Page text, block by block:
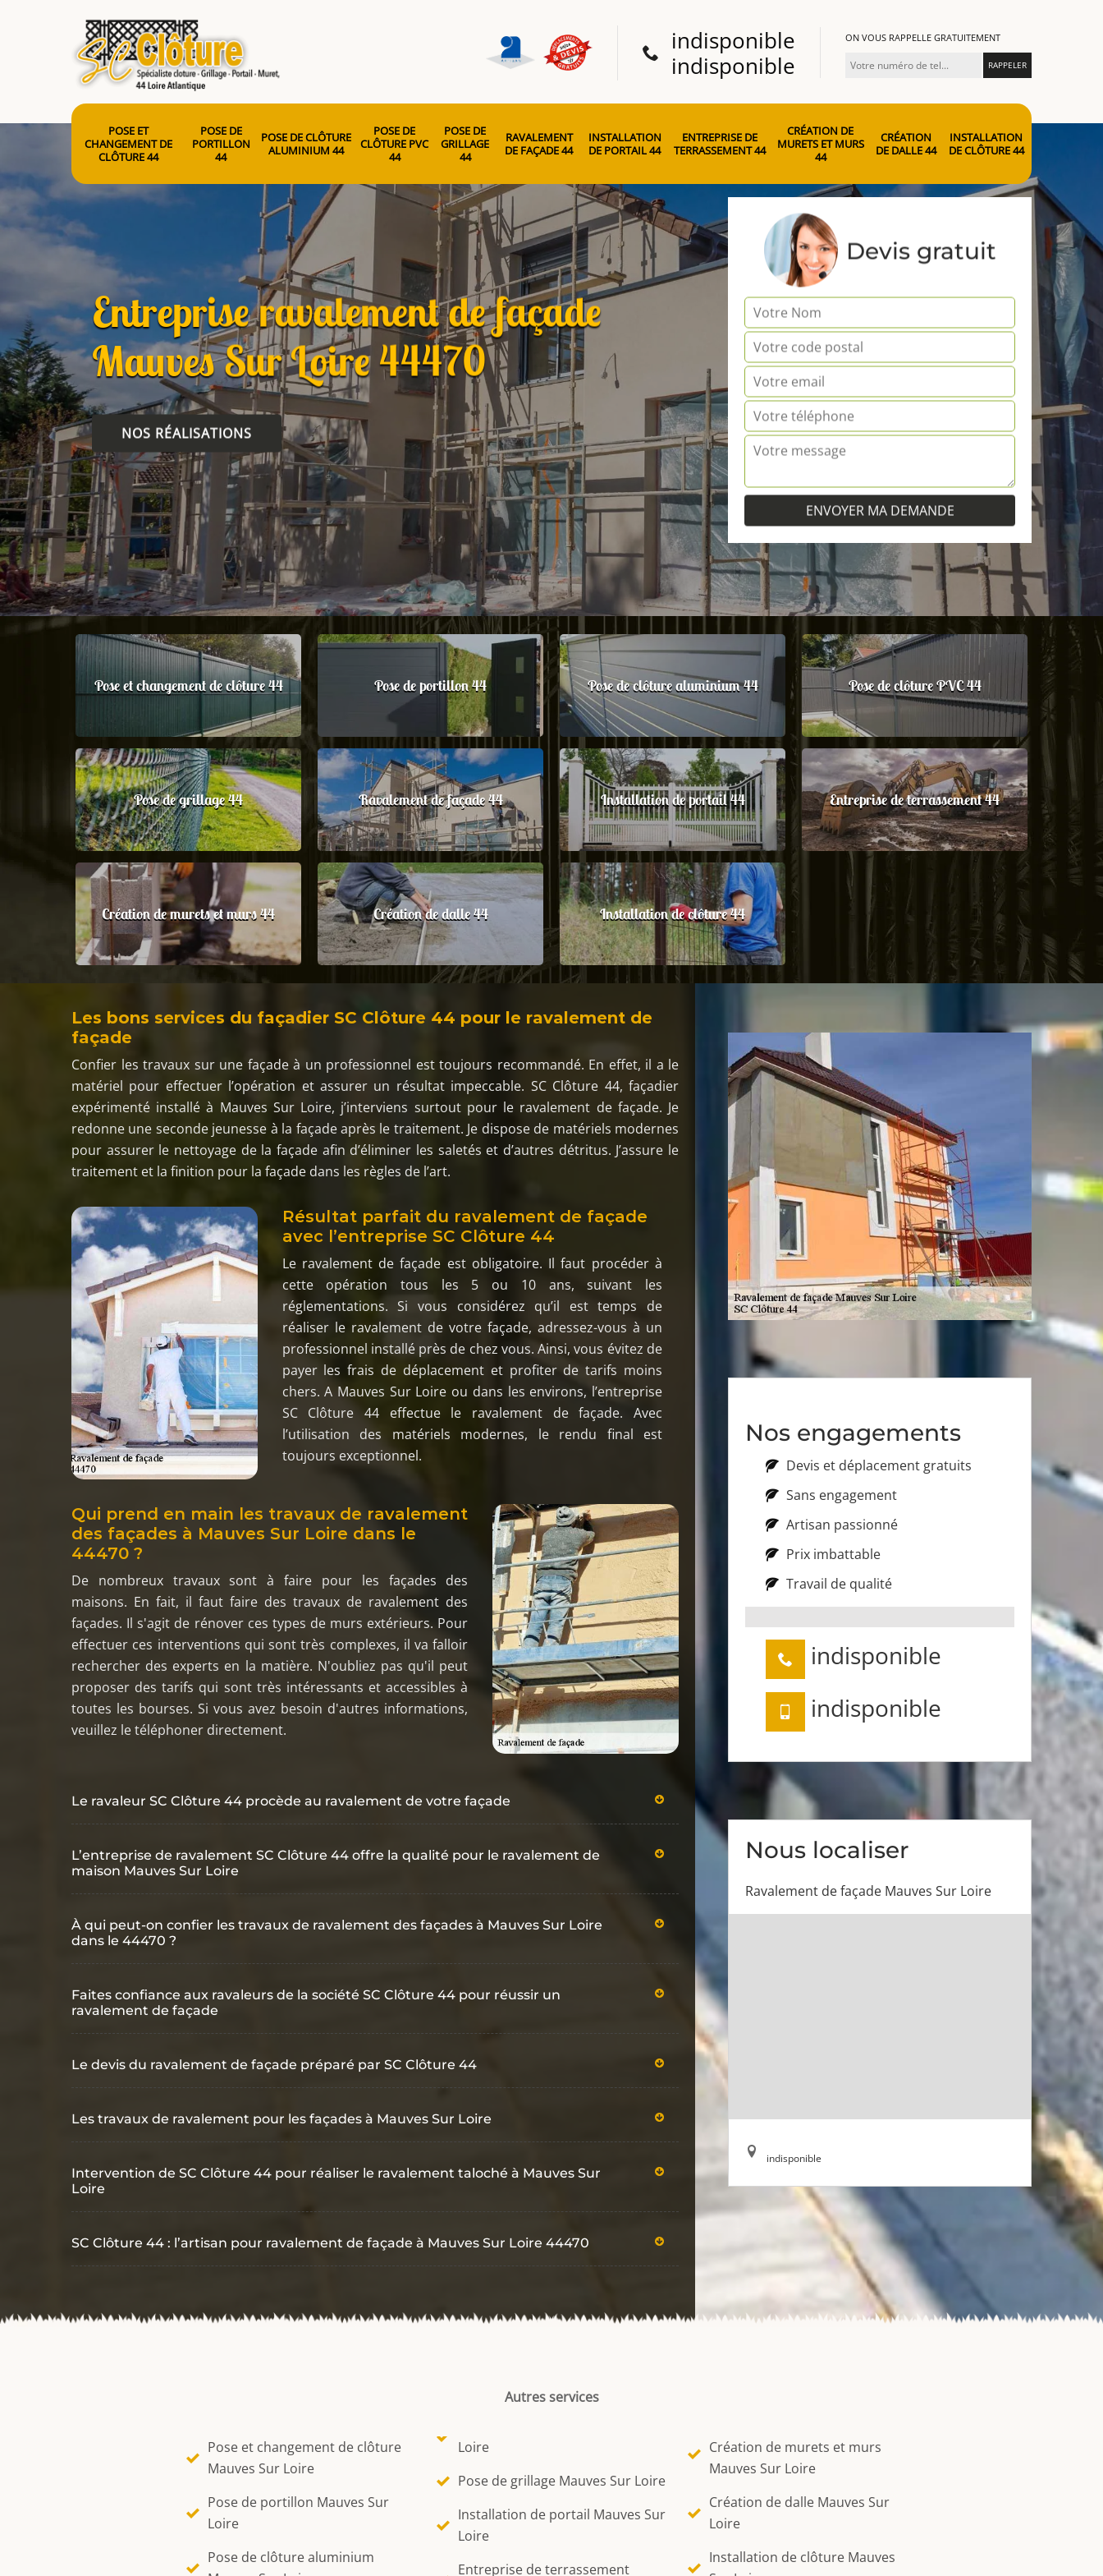
indisponible
indisponible
ON VOUS RAPPELLE GRATUITEMENT
POSE ET
CHANGEMENT DE
CLÔTURE 44
POSE DE
PORTILLON
44
POSE DE CLÔTURE
ALUMINIUM 44
POSE DE
CLÔTURE PVC
44
POSE DE
GRILLAGE
44
RAVALEMENT
DE FAÇADE 44
INSTALLATION
DE PORTAIL 44
ENTREPRISE DE
TERRASSEMENT 44
CRÉATION DE
MURETS ET MURS
44
CRÉATION
DE DALLE 44
INSTALLATION
DE CLÔTURE 44
Entreprise ravalement de façade
Mauves Sur Loire 44470
NOS RÉALISATIONS
Devis gratuit
Pose et changement de clôture 44 Pose de portillon 44 Pose de clôture aluminium 44 Pose de clôture PVC 44
Pose de grillage 44 Ravalement de façade 44 Installation de portail 44 Entreprise de terrassement 44
Création de murets et murs 44 Création de dalle 44 Installation de clôture 44
Les bons services du façadier SC Clôture 44 pour le ravalement de
façade
Confier les travaux sur une façade à un professionnel est toujours recommandé. En effet, il a le
matériel pour effectuer l’opération et assurer un résultat impeccable. SC Clôture 44, façadier
expérimenté installé à Mauves Sur Loire, j’interviens surtout pour le ravalement de façade. Je
redonne une seconde jeunesse à la façade après le traitement. Je dispose de matériels modernes
pour assurer le nettoyage de la façade afin d’éliminer les saletés et d’autres détritus. J’assure le
traitement et la finition pour la façade dans les règles de l’art.
Résultat parfait du ravalement de façade
avec l’entreprise SC Clôture 44
Le ravalement de façade est obligatoire. Il faut procéder à
cette opération tous les 5 ou 10 ans, suivant les
réglementations. Si vous considérez qu’il est temps de
réaliser le ravalement de votre façade, adressez-vous à un
professionnel installé près de chez vous. Ainsi, vous évitez de
payer les frais de déplacement et profiter de tarifs moins
chers. A Mauves Sur Loire ou dans les environs, l’entreprise
SC Clôture 44 effectue le ravalement de façade. Avec
l’utilisation des matériels modernes, le rendu final est
toujours exceptionnel.
Qui prend en main les travaux de ravalement
des façades à Mauves Sur Loire dans le
44470 ?
De nombreux travaux sont à faire pour les façades des
maisons. En fait, il faut faire des travaux de ravalement des
façades. Il s'agit de rénover ces types de murs extérieurs. Pour
effectuer ces interventions qui sont très complexes, il va falloir
rechercher des experts en la matière. N'oubliez pas qu'il peut
proposer des tarifs qui sont très intéressants et accessibles à
toutes les bourses. Si vous avez besoin d'autres informations,
veuillez le téléphoner directement.
Le ravaleur SC Clôture 44 procède au ravalement de votre façade
L’entreprise de ravalement SC Clôture 44 offre la qualité pour le ravalement de
maison Mauves Sur Loire
À qui peut-on confier les travaux de ravalement des façades à Mauves Sur Loire
dans le 44470 ?
Faites confiance aux ravaleurs de la société SC Clôture 44 pour réussir un
ravalement de façade
Le devis du ravalement de façade préparé par SC Clôture 44
Les travaux de ravalement pour les façades à Mauves Sur Loire
Intervention de SC Clôture 44 pour réaliser le ravalement taloché à Mauves Sur
Loire
SC Clôture 44 : l’artisan pour ravalement de façade à Mauves Sur Loire 44470
Nos engagements
Devis et déplacement gratuits
Sans engagement
Artisan passionné
Prix imbattable
Travail de qualité
indisponible
indisponible
Nous localiser
Ravalement de façade Mauves Sur Loire
indisponible
Autres services
Pose et changement de clôture
Mauves Sur Loire
Pose de portillon Mauves Sur
Loire
Pose de clôture aluminium
Loire
Pose de grillage Mauves Sur Loire
Installation de portail Mauves Sur
Loire
Entreprise de terrassement
Création de murets et murs
Mauves Sur Loire
Création de dalle Mauves Sur
Loire
Installation de clôture Mauves